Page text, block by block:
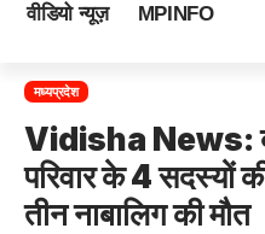
वीडियो न्यूज़ MPINFO
मध्यप्रदेश
Vidisha News:
परिवार के 4 सदस्यों
तीन नाबालिग की मौत